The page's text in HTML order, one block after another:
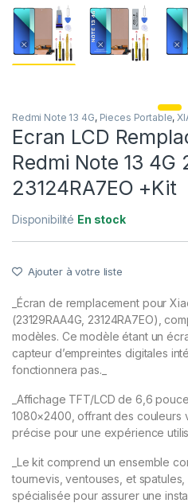
Redmi Note 13 4G, Pieces Portable,
Ecran LCD
Redmi Note 13 4G
23124RA7EO +Kit
Disponibilité En stock
Ajouter à votre liste
_Écran de remplacement pour
(23129RAA4G, 23124RA7EO),
modèles. Ce modèle étant un
capteur d’empreintes digitales
fonctionnera pas._
_Affichage TFT/LCD de 6,6
1080×2400, offrant des couleurs
précise pour une expérience
_Le kit comprend un ensemble
tournevis, ventouses, et
spécialisée pour assurer une